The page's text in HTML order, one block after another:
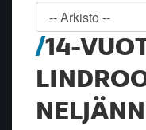
14-